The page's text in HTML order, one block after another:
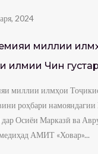
2024
миллии
илмии Чин
миллии илмҳои
роҳбари
дар Осиёи Марказӣ ва
АМИТ «Ховар»...